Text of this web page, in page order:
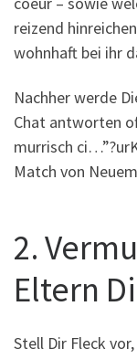
reizend
wohnhaft bei ihr
Nachher werde
Chat antworten
murrisch
Match von
2.
Eltern
Stell Dir Fleck